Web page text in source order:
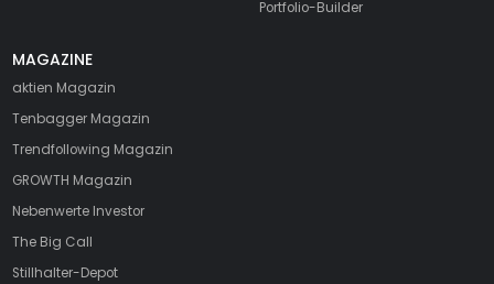
Portfolio-Builder
MAGAZINE
aktien Magazin
Tenbagger Magazin
Trendfollowing Magazin
GROWTH Magazin
Nebenwerte Investor
The Big Call
Stillhalter-Depot